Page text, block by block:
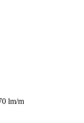
lm/m